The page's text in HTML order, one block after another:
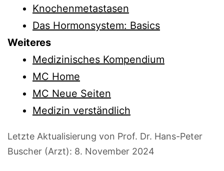
Knochenmetastasen
Das Hormonsystem: Basics
Weiteres
Medizinisches Kompendium
MC Home
MC Neue Seiten
Medizin verständlich
Letzte Aktualisierung von Prof. Dr. Hans-Peter
Buscher (Arzt): 8. November 2024